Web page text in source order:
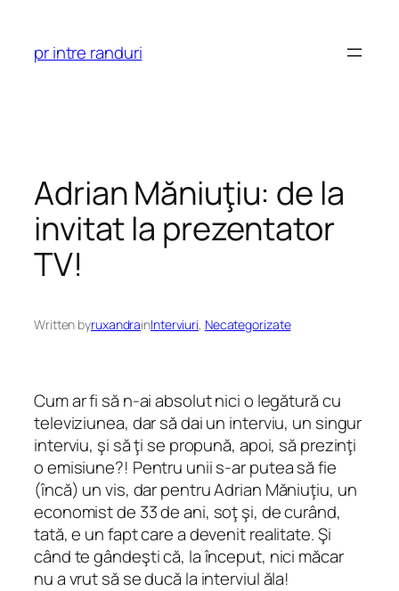
content
pr intre randuri
Adrian Măniuţiu: de la
invitat la prezentator
TV!
Written byruxandrainInterviuri, Necategorizate
Cum ar fi să n-ai absolut nici o legătură cu
televiziunea, dar să dai un interviu, un singur
interviu, şi să ţi se propună, apoi, să prezinţi
o emisiune?! Pentru unii s-ar putea să fie
(încă) un vis, dar pentru Adrian Măniuţiu, un
economist de 33 de ani, soţ şi, de curând,
tată, e un fapt care a devenit realitate. Şi
când te gândeşti că, la început, nici măcar
nu a vrut să se ducă la interviul ăla!